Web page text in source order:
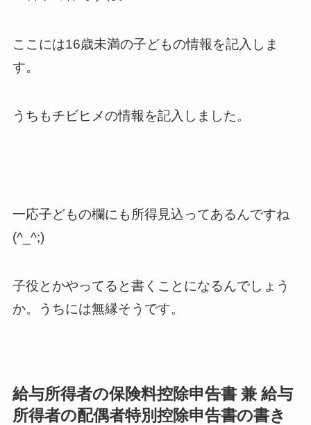
ここには16歳未満の子どもの情報を記入しま
す。
うちもチビヒメの情報を記入しました。
一応子どもの欄にも所得見込ってあるんですね
(^_^;)
子役とかやってると書くことになるんでしょう
か。うちには無縁そうです。
給与所得者の保険料控除申告書 兼 給与
所得者の配偶者特別控除申告書の書き